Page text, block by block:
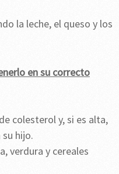
la leche, el queso y los
en su correcto
colesterol y, si es alta,
hijo.
verdura y cereales